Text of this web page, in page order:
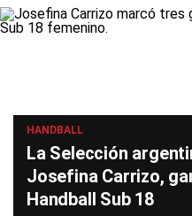
HANDBALL
La Selección
Josefina Carrizo,
Handball Sub 18